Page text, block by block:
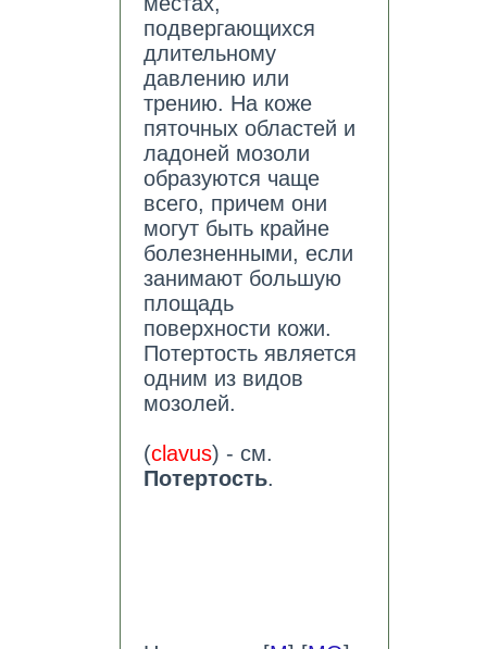
подвергающихся
длительному
давлению или
трению. На коже
пяточных областей и
ладоней мозоли
образуются чаще
всего, причем они
могут быть крайне
болезненными, если
занимают большую
площадь
поверхности кожи.
Потертость является
одним из видов
мозолей.
(clavus) - см.
Потертость.